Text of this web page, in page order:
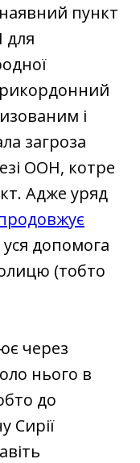
пункт
для
і
загроза
ООН, котре
Адже уряд
допомога
(тобто
через
нього в
до
Сирії